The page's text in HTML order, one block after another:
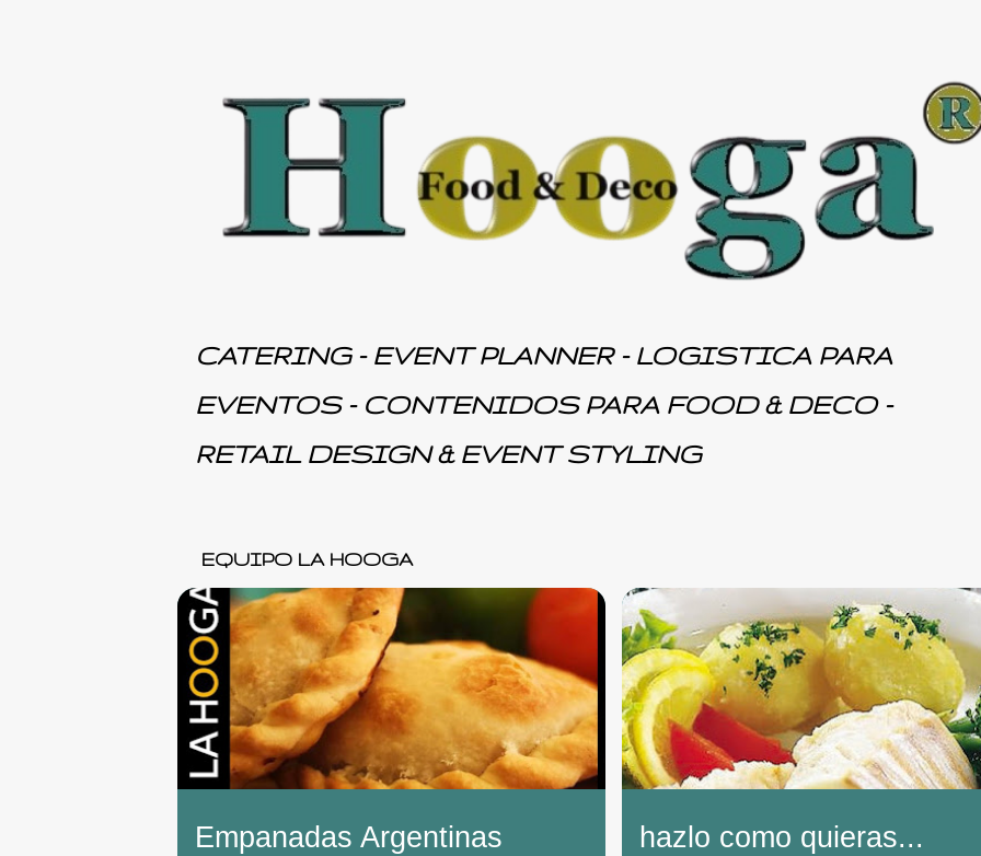
CATERING - EVENT PLANNER - LOGISTICA PARA
EVENTOS - CONTENIDOS PARA FOOD & DECO -
RETAIL DESIGN & EVENT STYLING
EQUIPO LA HOOGA
E
n
a
d
Empanadas Argentinas
hazlo como quieras...